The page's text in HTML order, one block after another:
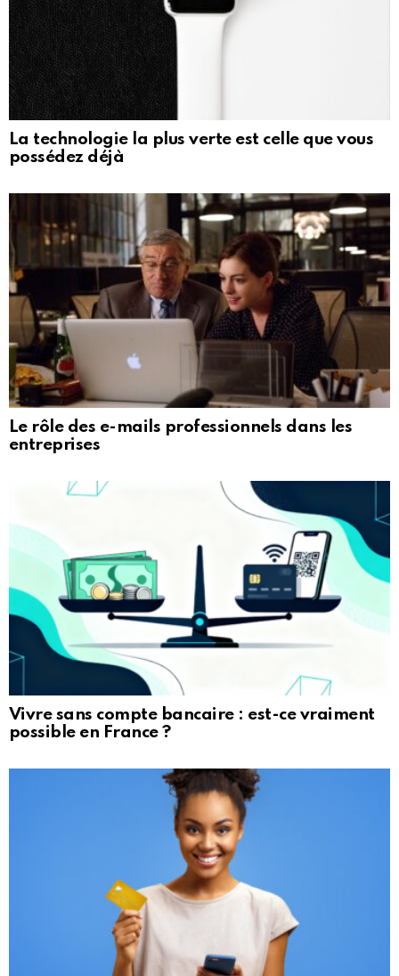
La technologie la plus verte est celle que vous
possédez déjà
Le rôle des e-mails professionnels dans les
entreprises
Vivre sans compte bancaire : est-ce vraiment
possible en France ?